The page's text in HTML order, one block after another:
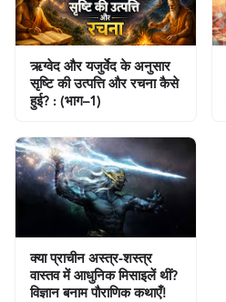
ऋग्वेद और यजुर्वेद के अनुसार
सृष्टि की उत्पत्ति और रचना कैसे
हुई? : (भाग–1)
क्या प्राचीन अस्त्र-शस्त्र
वास्तव में आधुनिक मिसाइलें थीं?
विज्ञान बनाम पौराणिक कथाएँ!